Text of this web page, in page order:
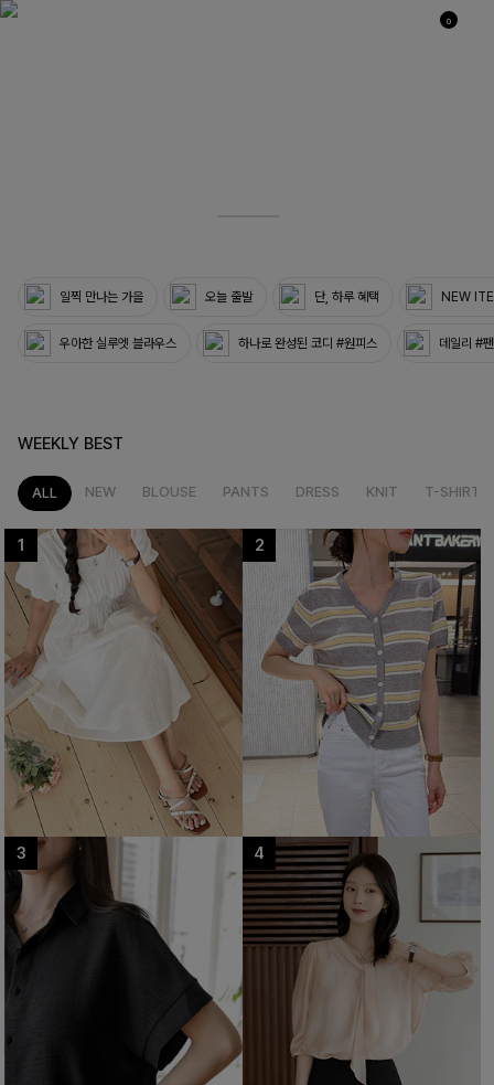
0
일찍 만나는 가을 오늘 출발 단, 하루 혜택 NEW
우아한 실루엣 블라우스 하나로 완성된 코디 #원피스 데일리 #
WEEKLY BEST
ALL NEW BLOUSE PANTS DRESS KNIT T-SHIRT